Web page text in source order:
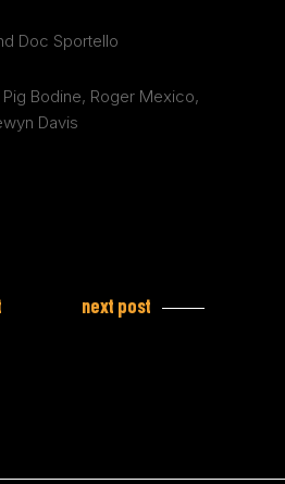
Doc Sportello
Bodine, Roger Mexico,
Davis
next post